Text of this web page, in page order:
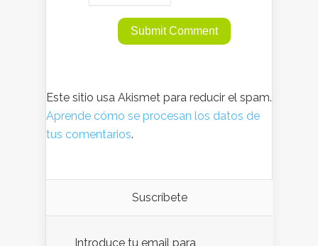
Este sitio usa Akismet para reducir el spam.
Aprende cómo se procesan los datos de
tus comentarios.
Suscríbete
Introduce tu email para